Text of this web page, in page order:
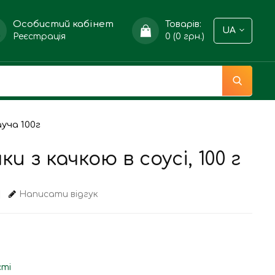
Особистий кабінет
Реєстрація
Товарів:
0 (0 грн.)
UA
100г
з качкою в соусі, 100 г
Написати відгук